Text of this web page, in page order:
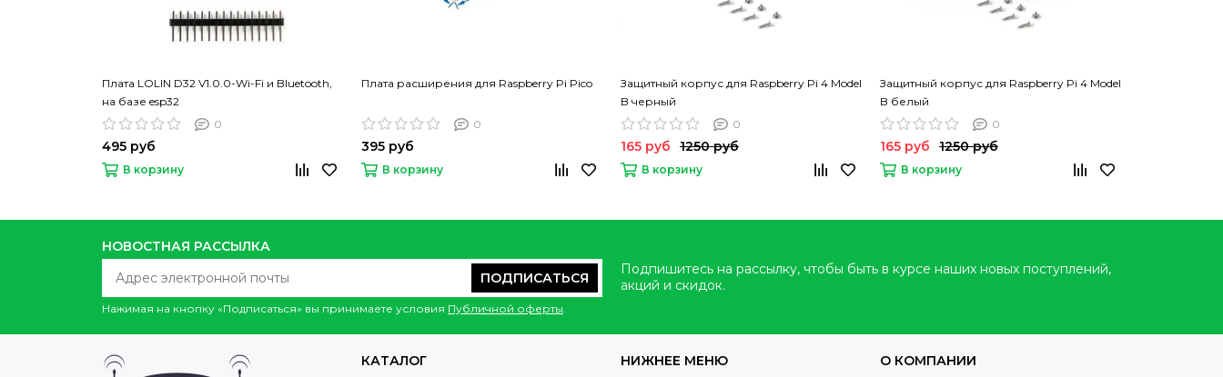
Плата LOLIN D32 V1.0.0-Wi-Fi и Bluetooth,
на базе esp32
0
495 руб
В корзину
Плата расширения для Raspberry Pi Pico
0
395 руб
В корзину
Защитный корпус для Raspberry Pi 4 Model
B черный
0
165 руб 1250 руб
В корзину
Защитный корпус для Raspberry Pi 4 Model
B белый
0
165 руб 1250 руб
В корзину
НОВОСТНАЯ РАССЫЛКА
ПОДПИСАТЬСЯ
Нажимая на кнопку «Подписаться» вы принимаете условия Публичной оферты.
Подпишитесь на рассылку, чтобы быть в курсе наших новых поступлений,
акций и скидок.
КАТАЛОГ
НИЖНЕЕ МЕНЮ
О КОМПАНИИ